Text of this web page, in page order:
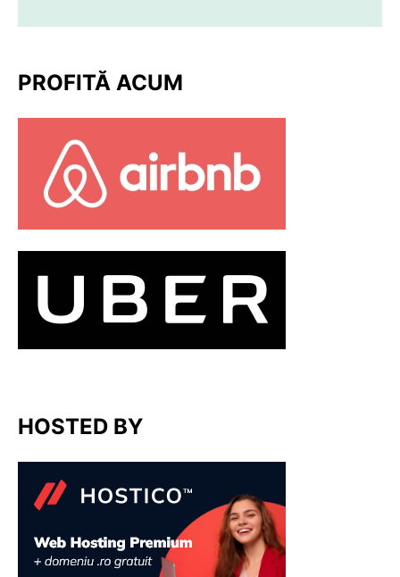
PROFITĂ ACUM
HOSTED BY